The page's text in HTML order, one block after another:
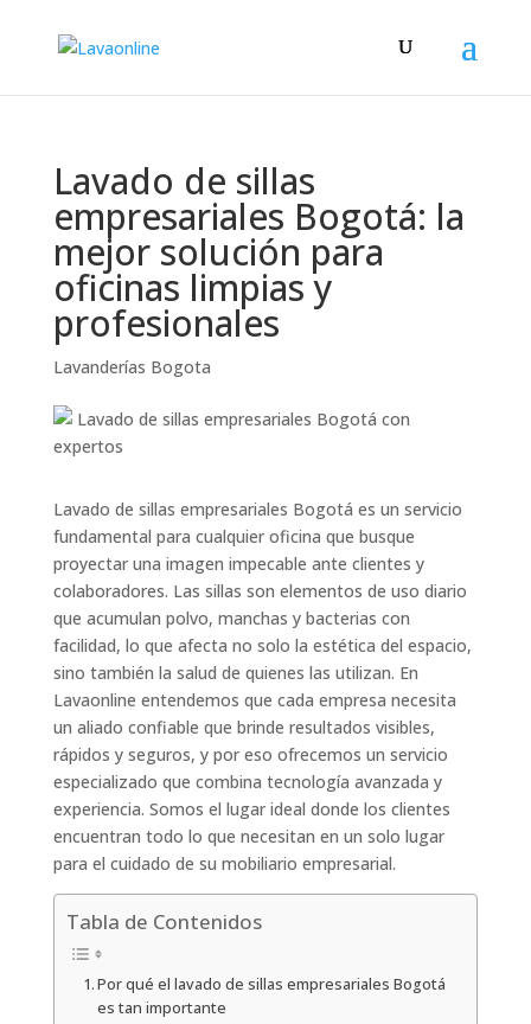
Lavado de sillas
empresariales Bogotá: la
mejor solución para
oficinas limpias y
profesionales
Lavanderías Bogota
Lavado de sillas empresariales Bogotá es un servicio
fundamental para cualquier oficina que busque
proyectar una imagen impecable ante clientes y
colaboradores. Las sillas son elementos de uso diario
que acumulan polvo, manchas y bacterias con
facilidad, lo que afecta no solo la estética del espacio,
sino también la salud de quienes las utilizan. En
Lavaonline entendemos que cada empresa necesita
un aliado confiable que brinde resultados visibles,
rápidos y seguros, y por eso ofrecemos un servicio
especializado que combina tecnología avanzada y
experiencia. Somos el lugar ideal donde los clientes
encuentran todo lo que necesitan en un solo lugar
para el cuidado de su mobiliario empresarial.
Tabla de Contenidos
Por qué el lavado de sillas empresariales Bogotá
es tan importante